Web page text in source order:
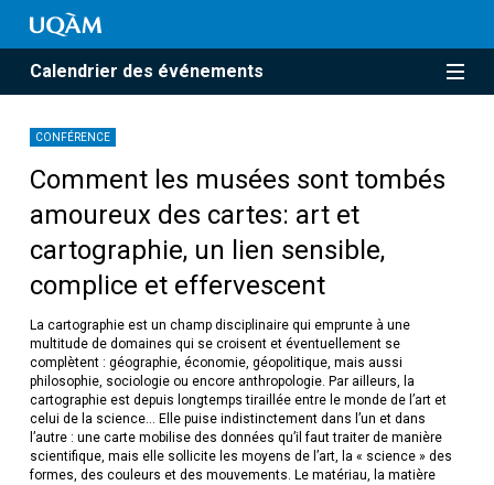
Calendrier des événements
CONFÉRENCE
Comment les musées sont tombés
amoureux des cartes: art et
cartographie, un lien sensible,
complice et effervescent
La cartographie est un champ disciplinaire qui emprunte à une
multitude de domaines qui se croisent et éventuellement se
complètent : géographie, économie, géopolitique, mais aussi
philosophie, sociologie ou encore anthropologie. Par ailleurs, la
cartographie est depuis longtemps tiraillée entre le monde de l’art et
celui de la science… Elle puise indistinctement dans l’un et dans
l’autre : une carte mobilise des données qu’il faut traiter de manière
scientifique, mais elle sollicite les moyens de l’art, la « science » des
formes, des couleurs et des mouvements. Le matériau, la matière